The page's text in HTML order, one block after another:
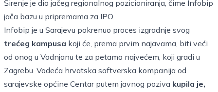
Širenje je dio jačeg regionalnog pozicioniranja, čime Infobip
jača bazu u pripremama za IPO.
Infobip je u Sarajevu pokrenuo proces izgradnje svog
trećeg kampusa koji će, prema prvim najavama, biti veći
od onog u Vodnjanu te za petama najvećem, koji gradi u
Zagrebu. Vodeća hrvatska softverska kompanija od
sarajevske općine Centar putem javnog poziva kupila je,